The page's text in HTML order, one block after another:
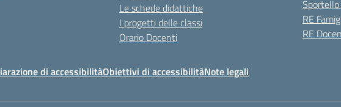
Le schede didattiche
I progetti delle classi
Orario Docenti
RE
RE
di accessibilitàObiettivi di accessibilitàNote legali